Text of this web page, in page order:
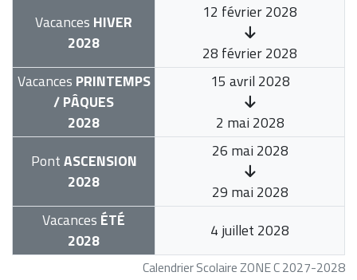
Calendrier Scolaire ZONE C 2027-2028
Vacances HIVER
2028
12 février 2028
28 février 2028
Vacances PRINTEMPS
/ PÂQUES
2028
15 avril 2028
2 mai 2028
PontASCENSION
2028
26 mai 2028
29 mai 2028
Vacances ÉTÉ
2028
4 juillet 2028